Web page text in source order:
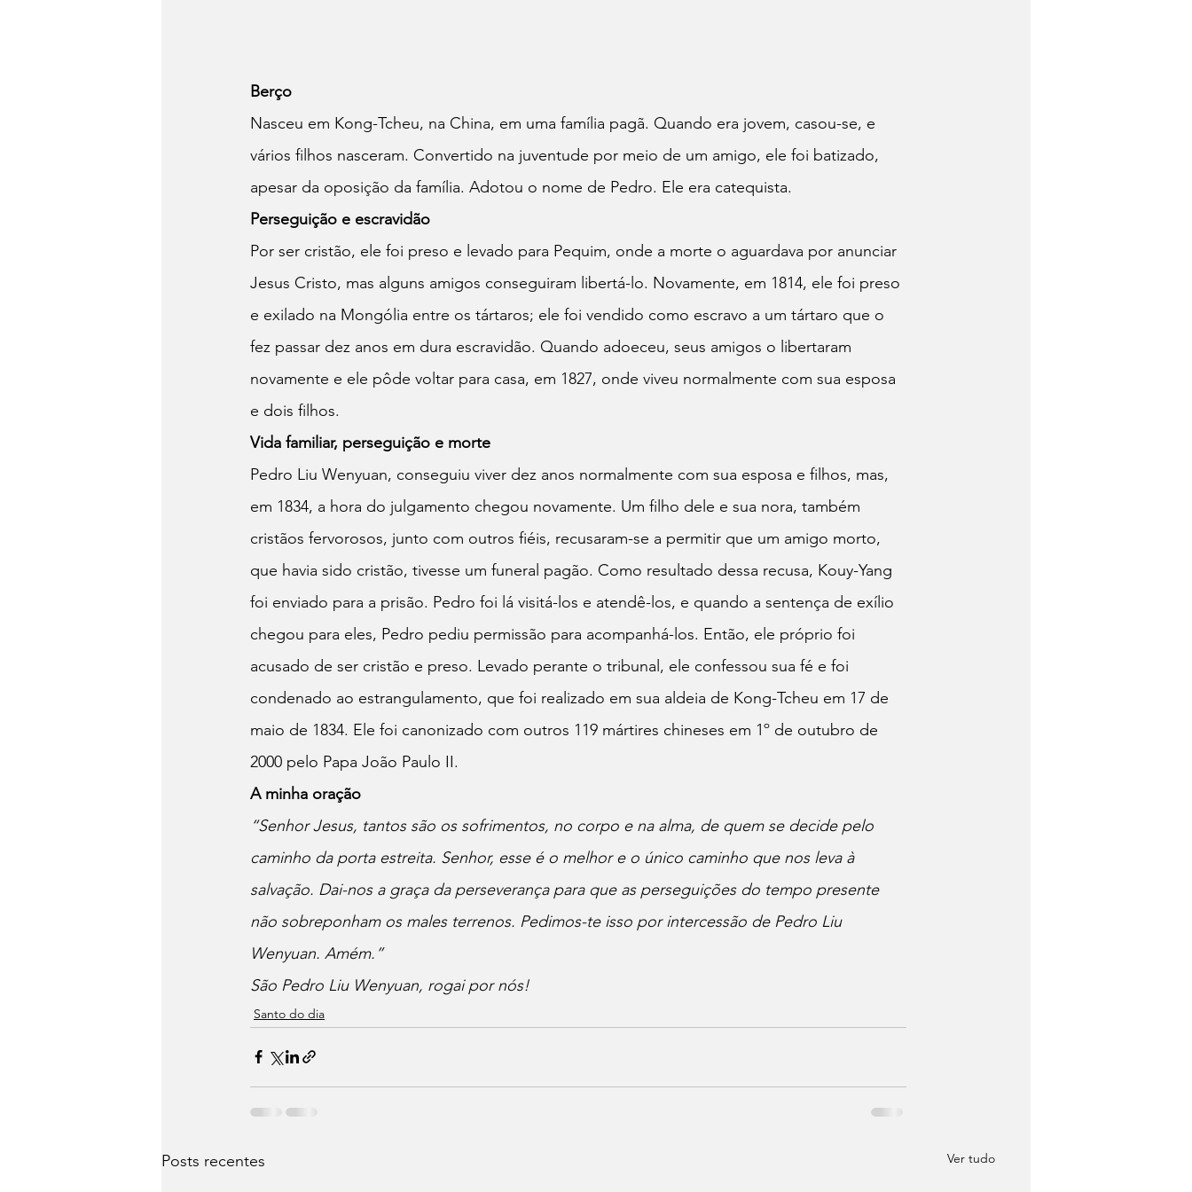
Berço
Nasceu em Kong-Tcheu, na China, em uma família pagã. Quando era jovem, casou-se, e
vários filhos nasceram. Convertido na juventude por meio de um amigo, ele foi batizado,
apesar da oposição da família. Adotou o nome de Pedro. Ele era catequista.
Perseguição e escravidão
Por ser cristão, ele foi preso e levado para Pequim, onde a morte o aguardava por anunciar
Jesus Cristo, mas alguns amigos conseguiram libertá-lo. Novamente, em 1814, ele foi preso
e exilado na Mongólia entre os tártaros; ele foi vendido como escravo a um tártaro que o
fez passar dez anos em dura escravidão. Quando adoeceu, seus amigos o libertaram
novamente e ele pôde voltar para casa, em 1827, onde viveu normalmente com sua esposa
e dois filhos.
Vida familiar, perseguição e morte
Pedro Liu Wenyuan, conseguiu viver dez anos normalmente com sua esposa e filhos, mas,
em 1834, a hora do julgamento chegou novamente. Um filho dele e sua nora, também
cristãos fervorosos, junto com outros fiéis, recusaram-se a permitir que um amigo morto,
que havia sido cristão, tivesse um funeral pagão. Como resultado dessa recusa, Kouy-Yang
foi enviado para a prisão. Pedro foi lá visitá-los e atendê-los, e quando a sentença de exílio
chegou para eles, Pedro pediu permissão para acompanhá-los. Então, ele próprio foi
acusado de ser cristão e preso. Levado perante o tribunal, ele confessou sua fé e foi
condenado ao estrangulamento, que foi realizado em sua aldeia de Kong-Tcheu em 17 de
maio de 1834. Ele foi canonizado com outros 119 mártires chineses em 1º de outubro de
2000 pelo Papa João Paulo II.
A minha oração
“Senhor Jesus, tantos são os sofrimentos, no corpo e na alma, de quem se decide pelo
caminho da porta estreita. Senhor, esse é o melhor e o único caminho que nos leva à
salvação. Dai-nos a graça da perseverança para que as perseguições do tempo presente
não sobreponham os males terrenos. Pedimos-te isso por intercessão de Pedro Liu
Wenyuan. Amém.”
São Pedro Liu Wenyuan, rogai por nós!
Santo do dia
Posts recentes Ver tudo